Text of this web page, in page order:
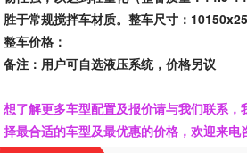
胜于常规搅拌车材质。整车尺寸：
整车价格：
备注：用户可自选液压系统，价格另议
想了解更多车型配置及报价请与我们联系
择最合适的车型及最优惠的价格，欢迎来电